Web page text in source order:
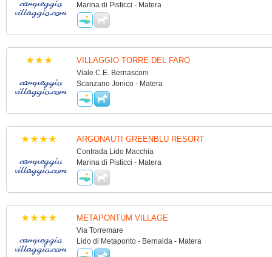
Marina di Pisticci - Matera
VILLAGGIO TORRE DEL FARO
Viale C.E. Bernasconi
Scanzano Jonico - Matera
ARGONAUTI GREENBLU RESORT
Contrada Lido Macchia
Marina di Pisticci - Matera
METAPONTUM VILLAGE
Via Torremare
Lido di Metaponto - Bernalda - Matera